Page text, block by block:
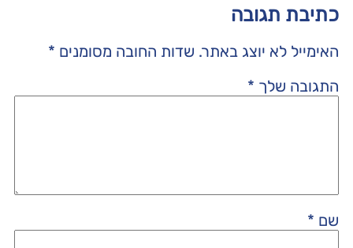
כתיבת תגובה
האימייל לא יוצג באתר. שדות החובה מסומנים *
התגובה שלך *
שם *